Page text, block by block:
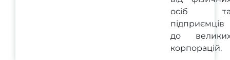
осіб
підприємців
до
корпорацій.